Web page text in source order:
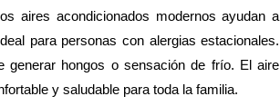
aires acondicionados modernos ayudan a
para personas con alergias estacionales.
generar hongos o sensación de frío. El aire
y saludable para toda la familia.